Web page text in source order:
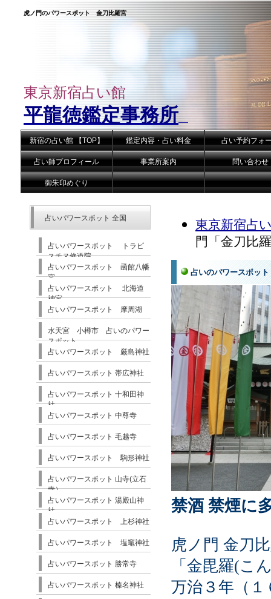
虎ノ門のパワースポット 金刀比羅宮
東京新宿占い館
平龍徳鑑定事務所
新宿の占い館 【TOP】 鑑定内容・占い料金 占い予約フォ
占い師プロフィール 事業所案内 問い合わせ
御朱印めぐり
東京新宿占
門「金刀比
占いのパワースポット
禁酒 禁煙に
虎ノ門 金刀
「金毘羅(こ
万治３年（１
占いパワースポット 全国
占いパワースポット トラピ
スチヌ修道院
占いパワースポット 函館八幡
宮
占いパワースポット 北海道
神宮
占いパワースポット 摩周湖
水天宮 小樽市 占いのパワー
スポット
占いパワースポット 厳島神社
占いパワースポット 帯広神社
占いパワースポット 十和田神
社
占いパワースポット 中尊寺
占いパワースポット 毛越寺
占いパワースポット 駒形神社
占いパワースポット 山寺(立石
寺）
占いパワースポット 湯殿山神
社
占いパワースポット 上杉神社
占いパワースポット 塩竈神社
占いパワースポット 勝常寺
占いパワースポット 榛名神社